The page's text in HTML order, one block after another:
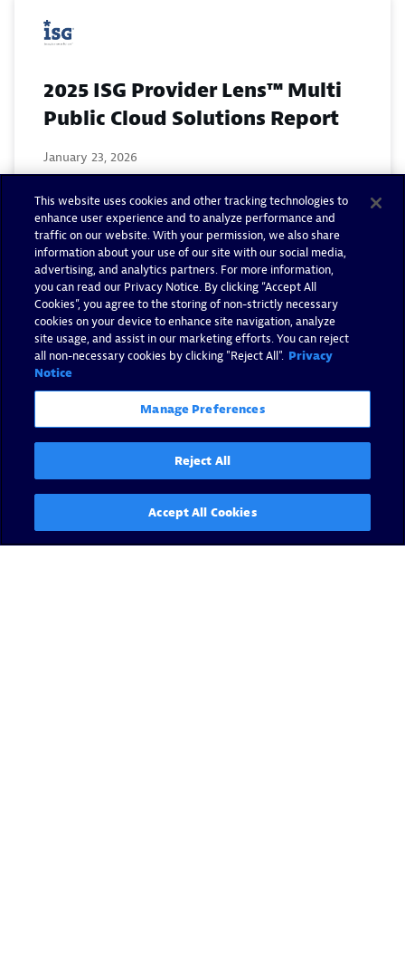
2025 ISG Provider Lens™ Multi
Public Cloud Solutions Report
January 23, 2026
Read now
2025 Gartner® Peer Insights™
Voice of the Customer for
Observability Platforms
This website uses cookies and other tracking technologies to
enhance user experience and to analyze performance and
traffic on our website. With your permission, we also share
information about your use of our site with our social media,
advertising, and analytics partners. For more information,
you can read our Privacy Notice. By clicking “Accept All
Cookies”, you agree to the storing of non-strictly necessary
cookies on your device to enhance site navigation, analyze
site usage, and assist in our marketing efforts. You can reject
all non-necessary cookies by clicking "Reject All". Privacy
Notice
Manage Preferences
Reject All
Accept All Cookies